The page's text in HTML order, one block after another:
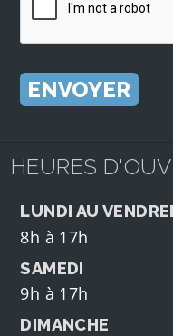
HEURES
LUNDI AU
8h à 17h
SAMEDI
9h à 17h
DIMANCHE